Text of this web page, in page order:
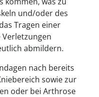
und/oder des
Tragen einer
Verletzungen
abmildern.
nach bereits
sowie zur
oder bei Arthrose